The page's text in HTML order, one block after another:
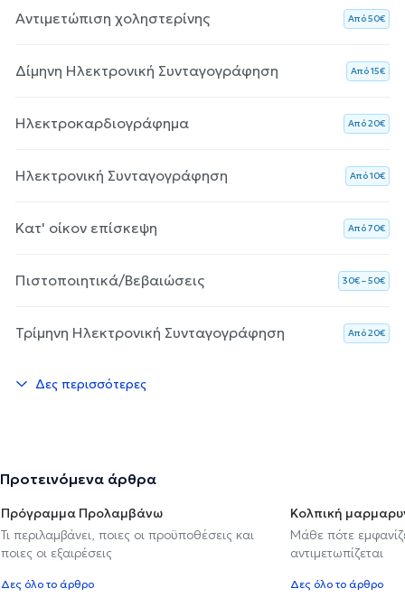
Αντιμετώπιση χοληστερίνης Aπό 50€
Δίμηνη Ηλεκτρονική Συνταγογράφηση Aπό 15€
Ηλεκτροκαρδιογράφημα Aπό 20€
Ηλεκτρονική Συνταγογράφηση Aπό 10€
Κατ' οίκον επίσκεψη Aπό 70€
Πιστοποιητικά/Βεβαιώσεις 30€ – 50€
Τρίμηνη Ηλεκτρονική Συνταγογράφηση Aπό 20€
Δες περισσότερες
Προτεινόμενα άρθρα
Πρόγραμμα Προλαμβάνω
Τι περιλαμβάνει, ποιες οι προϋποθέσεις και
ποιες οι εξαιρέσεις
Δες όλο το άρθρο
Κολπική
Μάθε πότε
αντιμετωπίζεται
Δες όλο το άρθρο